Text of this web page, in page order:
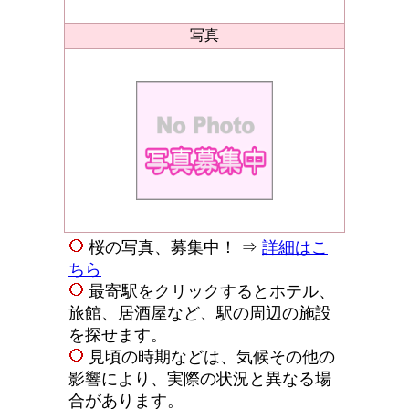
写真
桜の写真、募集中！ ⇒ 詳細はこ
ちら
最寄駅をクリックするとホテル、
旅館、居酒屋など、駅の周辺の施設
を探せます。
見頃の時期などは、気候その他の
影響により、実際の状況と異なる場
合があります。